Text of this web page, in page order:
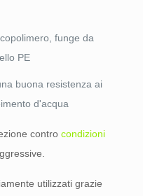
funge da
PE
buona resistenza ai
d'acqua
contro condizioni
utilizzati grazie